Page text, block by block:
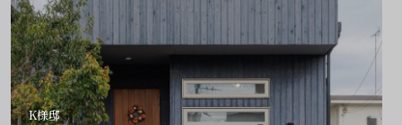
K様邸